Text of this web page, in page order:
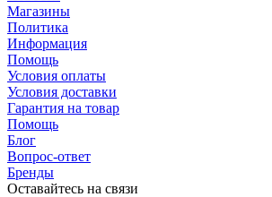
Магазины
Политика
Информация
Помощь
Условия оплаты
Условия доставки
Гарантия на товар
Помощь
Блог
Вопрос-ответ
Бренды
Оставайтесь на связи